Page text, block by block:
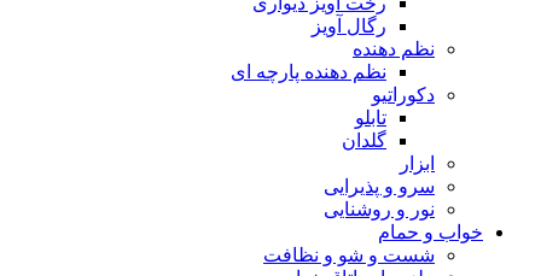
رگال آویز
نظم دهنده
نظم دهنده پارچه ای
دکوراتیو
تابلو
گلدان
ابزار
سرو و پذیرایی
نور و روشنایی
خواب و حمام
شست و شو و نظافت